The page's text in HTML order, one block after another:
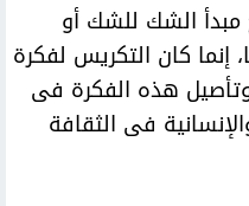
الشك للشك أو
إنما كان التكريس لفكرة
هذه الفكرة فى
فى الثقافة